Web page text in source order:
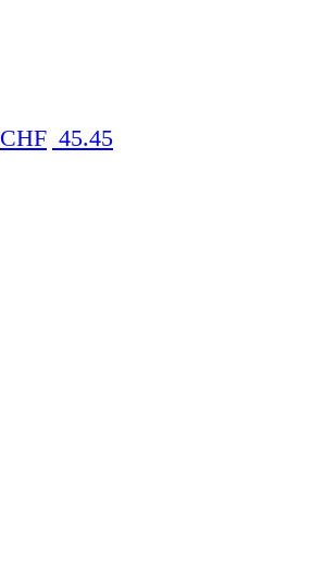
CHF 45.45